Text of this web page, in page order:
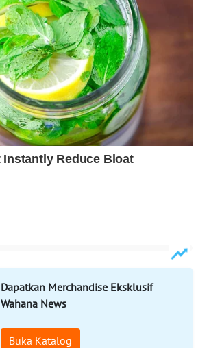
Dapatkan Merchandise Eksklusif
Wahana News
Buka Katalog